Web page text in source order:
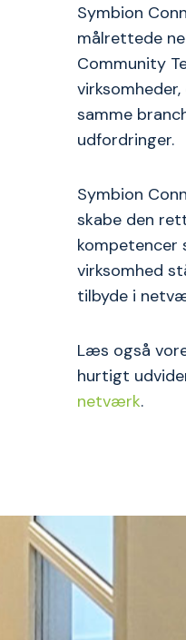
Symbion
målrettede
Community
samme
udfordringer.
Symbion
skabe den
kompetencer
virksomhed
tilbyde i
Læs også
hurtigt
netværk.